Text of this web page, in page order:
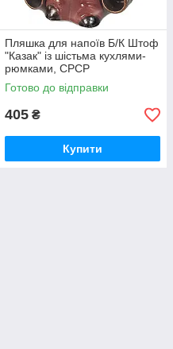
Пляшка для напоїв Б/К Штоф
"Казак" із шістьма кухлями-
рюмками, СРСР
Готово до відправки
405 ₴
Купити